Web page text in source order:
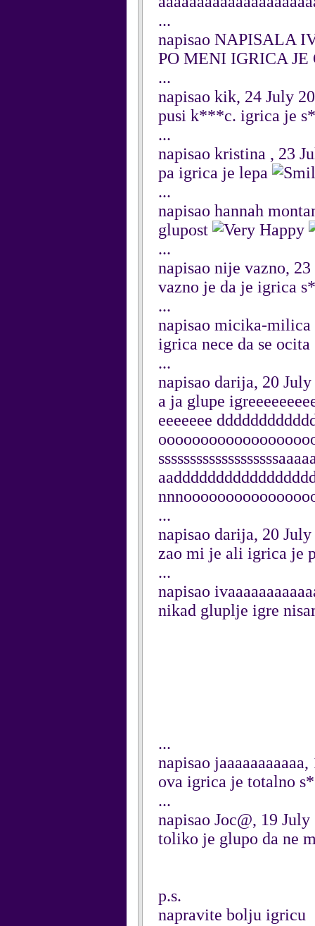
...
napisao NAPISALA
PO MENI IGRICA
...
napisao kik, 24 July
pusi k***c. igrica je
...
napisao kristina , 23
pa igrica je lepa
...
napisao hannah
glupost
...
napisao nije vazno,
vazno je da je igrica
...
napisao micika-milica
igrica nece da se ocita
...
napisao darija, 20 July
a ja glupe
eeeeeee
...
napisao darija, 20 July
zao mi je ali igrica je
...
napisao
nikad gluplje igre
...
napisao
ova igrica je totalno
...
napisao Joc@, 19 July
toliko je glupo da ne
p.s.
napravite bolju igricu